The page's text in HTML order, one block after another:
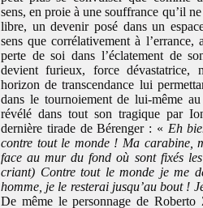
sens, en proie à une souffrance qu’il
libre, un devenir posé dans un
sens que corrélativement à l’errance,
perte de soi dans l’éclatement de
devient furieux, force dévastatrice,
horizon de transcendance lui
dans le tournoiement de lui-même
révélé dans tout son tragique par
dernière tirade de Bérenger : « Eh
contre tout le monde ! Ma carabine,
face au mur du fond où sont fixés
criant) Contre tout le monde je me
homme, je le resterai jusqu’au bout !
De même le personnage de Roberto